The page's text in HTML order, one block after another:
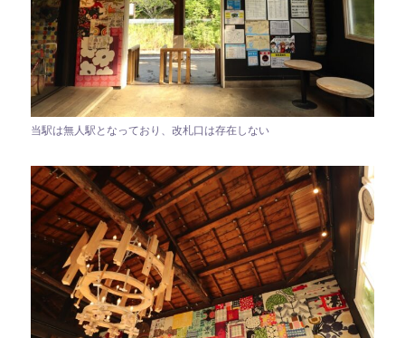
当駅は無人駅となっており、改札口は存在しない